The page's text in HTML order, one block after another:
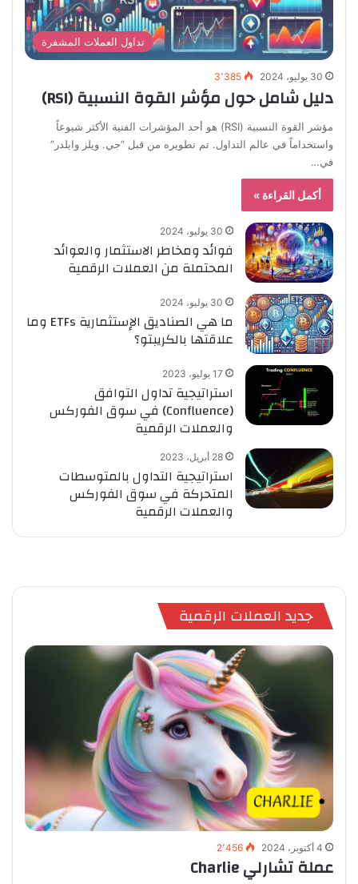
تداول العملات المشفرة
30 يوليو، 2024 3٬385
دليل شامل حول مؤشر القوة النسبية (RSI)
مؤشر القوة النسبية (RSI) هو أحد المؤشرات الفنية الأكثر شيوعاً
واستخداماً في عالم التداول. تم تطويره من قبل “جي. ويلز وايلدر”
في…
أكمل القراءة »
30 يوليو، 2024
فوائد ومخاطر الاستثمار والعوائد
المحتملة من العملات الرقمية
30 يوليو، 2024
ما هي الصناديق الإستثمارية ETFs وما
علاقتها بالكريبتو؟
17 يوليو، 2023
استراتيجية تداول التوافق
(Confluence) في سوق الفوركس
والعملات الرقمية
28 أبريل، 2023
استراتيجية التداول بالمتوسطات
المتحركة في سوق الفوركس
والعملات الرقمية
جديد العملات الرقمية
4 أكتوبر، 2024 2٬456
عملة تشارلي Charlie